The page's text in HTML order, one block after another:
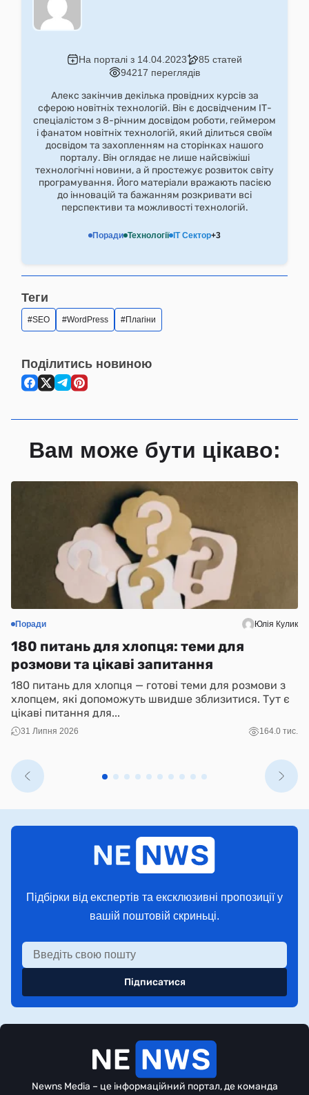
На порталі з 14.04.2023
85 статей
94217 переглядів
Алекс закінчив декілька провідних курсів за
сферою новітніх технологій. Він є досвідченим ІТ-
спеціалістом з 8-річним досвідом роботи, геймером
і фанатом новітніх технологій, який ділиться своїм
досвідом та захопленням на сторінках нашого
порталу. Він оглядає не лише найсвіжіші
технологічні новини, а й простежує розвиток світу
програмування. Його матеріали вражають пасією
до інновацій та бажанням розкривати всі
перспективи та можливості технологій.
Поради Технології IT Сектор+3
Теги
SEO WordPress Плагіни
Поділитись новиною
Вам може бути цікаво:
Поради Юлія Кулик
180 питань для хлопця: теми для
розмови та цікаві запитання
180 питань для хлопця — готові теми для розмови з
хлопцем, які допоможуть швидше зблизитися. Тут є
цікаві питання для...
31 Липня 2026 164.0 тис.
Підбірки від експертів та ексклюзивні пропозиції у
вашій поштовій скриньці.
Підписатися
Newns Media – це інформаційний портал, де команда